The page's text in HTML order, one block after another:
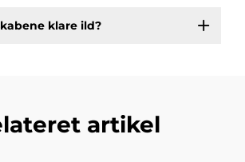
klare ild?
artikel